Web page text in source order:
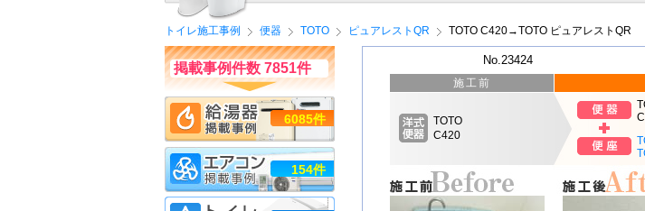
トイレ施工事例 便器 TOTO ピュアレストQR TOTO C420→TOTO ピュアレストQR
No.23424
施工前
TOTO
C420
掲載事例件数 7851件
6085件
154件